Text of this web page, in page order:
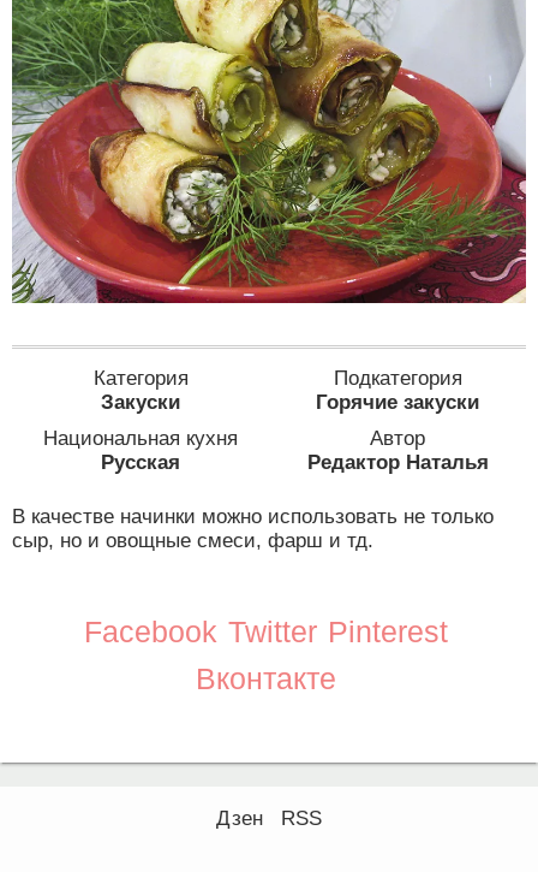
Категория
Закуски
Подкатегория
Горячие закуски
Национальная кухня
Русская
Автор
Редактор Наталья
В качестве начинки можно использовать не только
сыр, но и овощные смеси, фарш и тд.
Facebook Twitter Pinterest
Вконтакте
Дзен RSS